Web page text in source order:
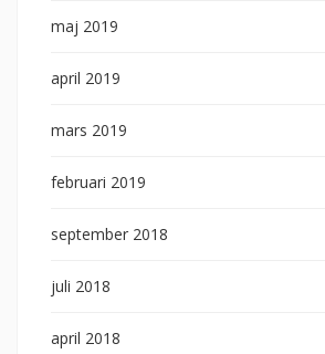
maj 2019
april 2019
mars 2019
februari 2019
september 2018
juli 2018
april 2018